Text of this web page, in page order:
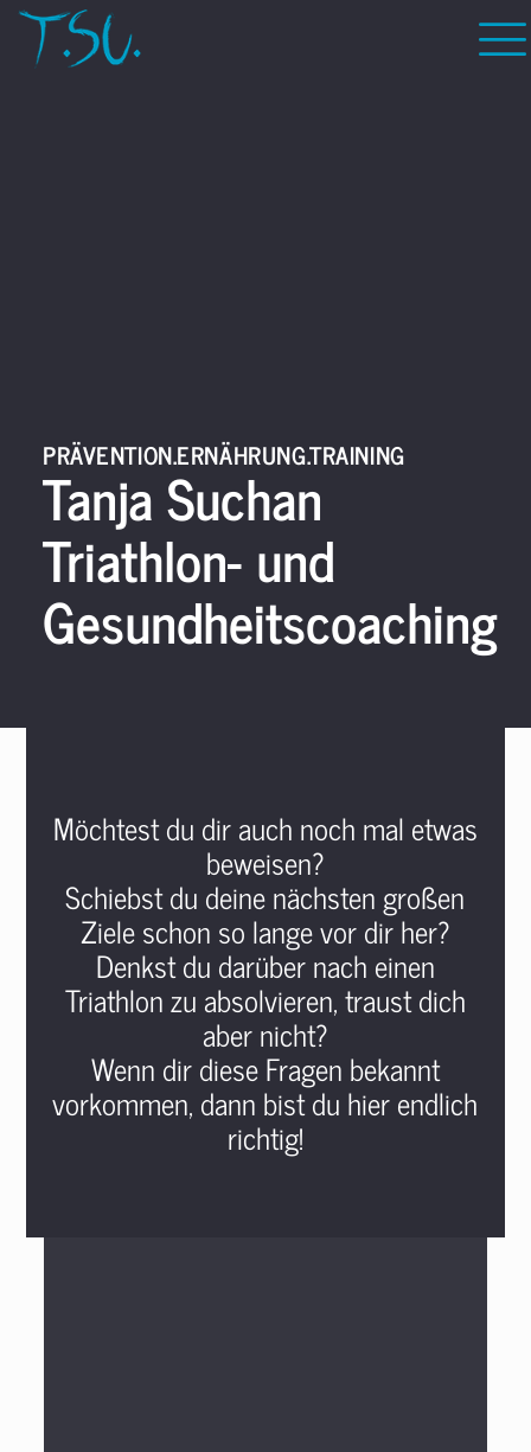
PRÄVENTION.ERNÄHRUNG.TRAINING
Tanja Suchan
Triathlon- und
Gesundheitscoaching
Möchtest du dir auch noch mal etwas
beweisen?
Schiebst du deine nächsten großen
Ziele schon so lange vor dir her?
Denkst du darüber nach einen
Triathlon zu absolvieren, traust dich
aber nicht?
Wenn dir diese Fragen bekannt
vorkommen, dann bist du hier endlich
richtig!